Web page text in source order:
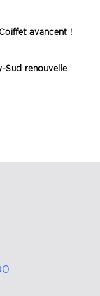
avancent !
Sud renouvelle